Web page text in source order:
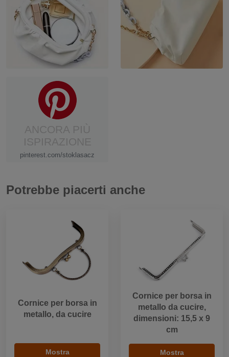
pinterest.com/stoklasacz
Potrebbe piacerti anche
Cornice per borsa in
metallo, da cucire
Mostra
Cornice per borsa in
metallo da cucire,
dimensioni: 15,5 x 9
cm
Mostra